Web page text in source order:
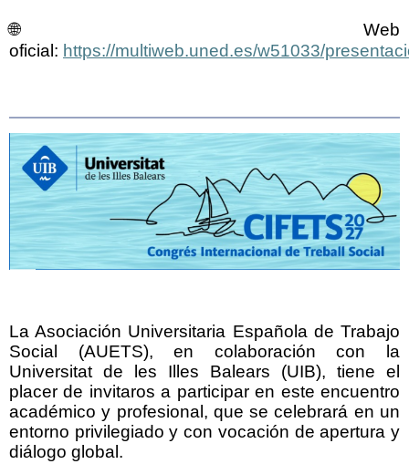
🌐
Web
oficial: https://multiweb.uned.es/w51033/
La Asociación Universitaria Española de Trabajo
Social (AUETS), en colaboración con la
Universitat de les Illes Balears (UIB), tiene el
placer de invitaros a participar en este encuentro
académico y profesional, que se celebrará en un
entorno privilegiado y con vocación de apertura y
diálogo global.